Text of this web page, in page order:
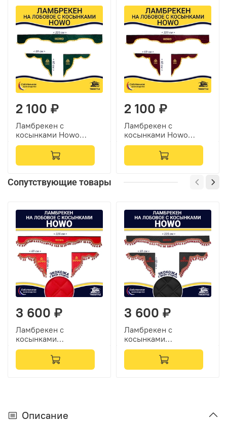
2 100 ₽
Ламбрекен с
косынками Howo
(флок, зеленый,
желтые шарики)
2 100 ₽
Ламбрекен с
косынками Howo
(флок, бордовый,
желтые шарики)
Сопутствующие товары
3 600 ₽
Ламбрекен с
косынками
двусторонние Howo
(экокожа, красный,
красные кисточки)
3 600 ₽
Ламбрекен с
косынками
двусторонние Howo
(экокожа, черный,
красные кисточки)
Описание